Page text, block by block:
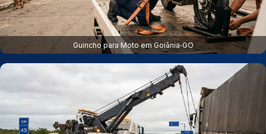
Guincho para Moto em Goiânia‑GO